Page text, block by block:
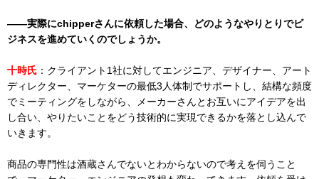
――実際にchipperさんに依頼した場合、どのようなやりとりでビ
ジネスを進めていくのでしょうか。
十時氏 ：クライアント1社に対してエンジニア、デザイナー、アート
ディレクター、マーケターの最低3人体制でサポートし、結構な頻度
でミーティングをしながら、メーカーさんとお互いにアイデアを出
し合い、やりたいことをどう技術的に実現できるかを落とし込んで
いきます。
商品の専門性は酒蔵さんでないとわからないので考えを伺うこと